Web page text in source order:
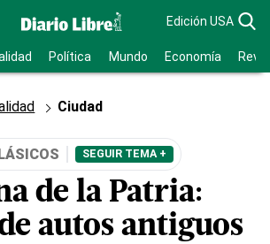
Edición USA
Política Mundo Economía
Ciudad
SEGUIR TEMA +
de la Patria:
autos antiguos